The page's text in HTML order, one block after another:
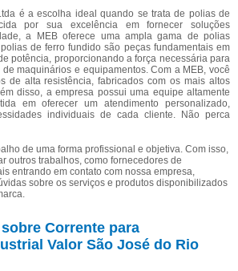
é a escolha ideal quando se trata de polias de
por sua excelência em fornecer soluções
a MEB oferece uma ampla gama de polias
de ferro fundido são peças fundamentais em
potência, proporcionando a força necessária para
maquinários e equipamentos. Com a MEB, você
de alta resistência, fabricados com os mais altos
disso, a empresa possui uma equipe altamente
em oferecer um atendimento personalizado,
individuais de cada cliente. Não perca
de uma forma profissional e objetiva. Com isso,
outros trabalhos, como fornecedores de
entrando em contato com nossa empresa,
sobre os serviços e produtos disponibilizados
Corrente para
Valor São José do Rio